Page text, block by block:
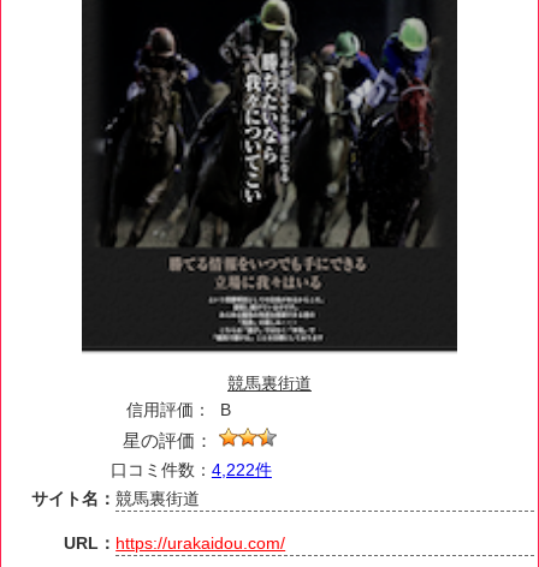
競馬裏街道
信用評価：
B
星の評価：
口コミ件数： 4,222件
サイト名：競馬裏街道
URL： https://urakaidou.com/